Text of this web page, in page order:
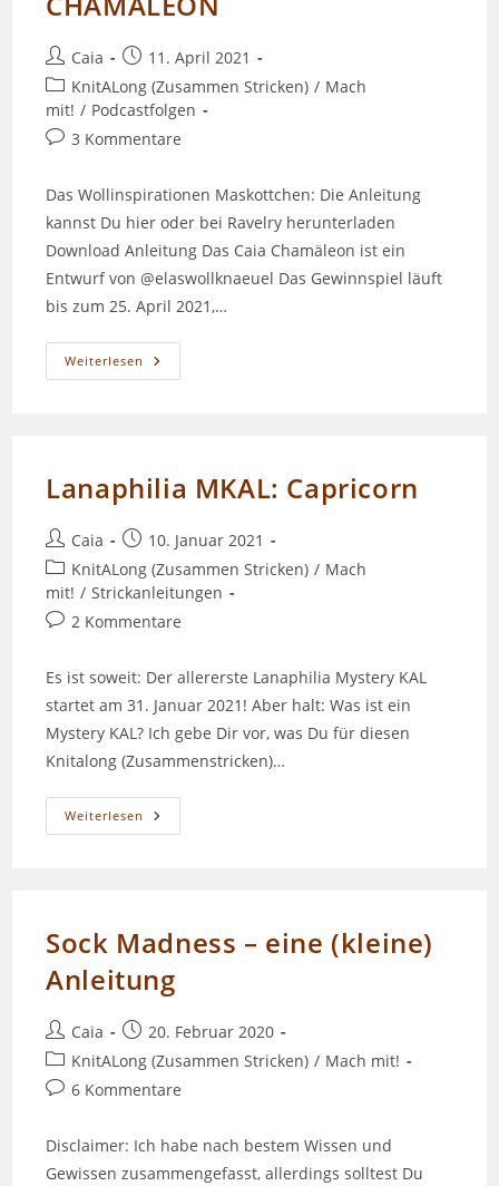
Beitrags-
Autor:
Caia
Beitrag
veröffentlicht:
11. April 2021
Beitrags-
Kategorie:
KnitALong (Zusammen Stricken) / Mach
mit! / Podcastfolgen
Beitrags-
3 Kommentare
Das Wollinspirationen Maskottchen: Die Anleitung
kannst Du hier oder bei Ravelry herunterladen
Download Anleitung Das Caia Chamäleon ist ein
Entwurf von @elaswollknaeuel Das Gewinnspiel läuft
bis zum 25. April 2021,…
Weiterlesen Episode
100
Lanaphilia MKAL: Capricorn
Beitrags-
Autor:
Caia
Beitrag
veröffentlicht:
10. Januar 2021
Beitrags-
Kategorie:
KnitALong (Zusammen Stricken) / Mach
mit! / Strickanleitungen
Beitrags-
2 Kommentare
Es ist soweit: Der allererste Lanaphilia Mystery KAL
startet am 31. Januar 2021! Aber halt: Was ist ein
Mystery KAL? Ich gebe Dir vor, was Du für diesen
Knitalong (Zusammenstricken)…
Weiterlesen Lanaphilia
MKAL:
Sock Madness – eine (kleine)
Anleitung
Beitrags-
Autor:
Caia
Beitrag
veröffentlicht:
20. Februar 2020
Beitrags-
Kategorie:
KnitALong (Zusammen Stricken) / Mach mit!
Beitrags-
6 Kommentare
Disclaimer: Ich habe nach bestem Wissen und
Gewissen zusammengefasst, allerdings solltest Du